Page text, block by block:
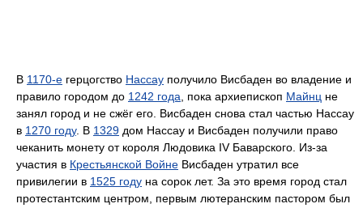
В 1170-е герцогство Нассау получило Висбаден во владение и
правило городом до 1242 года , пока архиепископ Майнц не
занял город и не сжёг его. Висбаден снова стал частью Нассау
в 1270 году. В 1329 дом Нассау и Висбаден получили право
чеканить монету от короля Людовика IV Баварского. Из-за
участия в Крестьянской Войне Висбаден утратил все
привилегии в 1525 году на сорок лет. За это время город стал
протестантским центром, первым лютеранским пастором был